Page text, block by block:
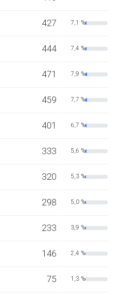
427 7,1 %
444 7,4 %
471 7,9 %
459 7,7 %
401 6,7 %
333 5,6 %
320 5,3 %
298 5,0 %
233 3,9 %
146 2,4 %
75 1,3 %